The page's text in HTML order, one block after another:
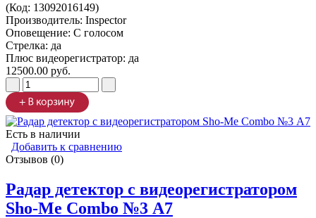
(Код: 13092016149)
Производитель: Inspector
Оповещение: С голосом
Стрелка: да
Плюс видеорегистратор: да
12500.00 руб.
Есть в наличии
Добавить к сравнению
Отзывов (0)
Радар детектор с видеорегистратором
Sho-Me Combo №3 А7